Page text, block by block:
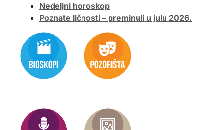
Nedeljni horoskop
Poznate ličnosti – preminuli u julu 2026.